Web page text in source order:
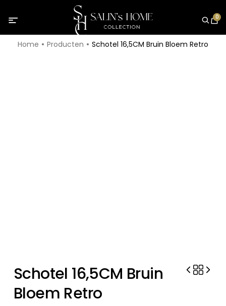
0
Home Producten Schotel 16,5CM Bruin Bloem Retro
Schotel 16,5CM Bruin
Bloem Retro